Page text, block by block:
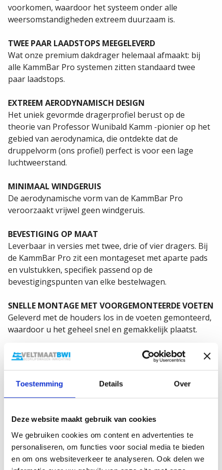
Toestemming Details Over
Deze website maakt gebruik van cookies
We gebruiken cookies om content en advertenties te
personaliseren, om functies voor social media te bieden
en om ons websiteverkeer te analyseren. Ook delen we
het laadvolume van elke bestelwagen, terwijl het
strakke moderne design tevens het windgeruis
meegeleverd. Als optie hebben we ook een aluminium
ladderrol beschikbaar. ( meerprijs ). De KammBar Pro is
dus het ultieme dakdragersysteem om uw bestelwagen
naar een hoger niveau te tillen.
MAXIMALE CORROSIEBESTENDIGHEID
Gemaakt uit geanodiseerd aluminium om corrosie te
voorkomen, waardoor het systeem onder alle
weersomstandigheden extreem duurzaam is.
TWEE PAAR LAADSTOPS MEEGELEVERD
alle KammBar Pro systemen zitten standaard twee
paar laadstops.
Het uniek gevormde dragerprofiel berust op de
theorie van Professor Wunibald Kamm -pionier op het
gebied van aerodynamica, die ontdekte dat de
druppelvorm (ons profiel) perfect is voor een lage
luchtweerstand.
MINIMAAL WINDGERUIS
De aerodynamische vorm van de KammBar Pro
veroorzaakt vrijwel geen windgeruis.
BEVESTIGING OP MAAT
Leverbaar in versies met twee, drie of vier dragers. Bij
de KammBar Pro zit een montageset met aparte pads
en vulstukken, specifiek passend op de
SNELLE MONTAGE MET VOORGEMONTEERDE VOETEN
Geleverd met de houders los in de voeten gemonteerd,
waardoor u het geheel snel en gemakkelijk plaatst.